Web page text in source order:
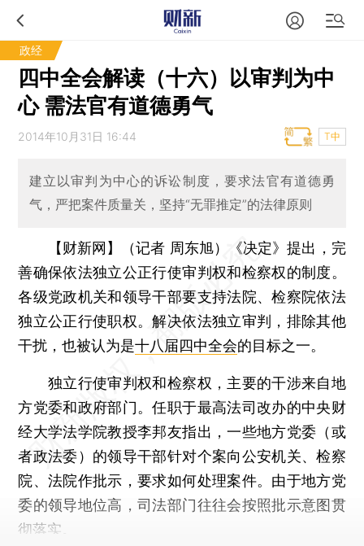
政经
四中全会解读（十六）以审判为中
心 需法官有道德勇气
2014年10月31日 16:44 T中
建立以审判为中心的诉讼制度，要求法官有道德勇
气，严把案件质量关，坚持“无罪推定”的法律原则
【财新网】（记者 周东旭）
《决定》提出，完
善确保依法独立公正行使审判权和检察权的制度。
各级党政机关和领导干部要支持法院、检察院依法
独立公正行使职权。解决依法独立审判，排除其他
干扰，也被认为是十八届四中全会的目标之一。
独立行使审判权和检察权，主要的干涉来自地
方党委和政府部门。任职于最高法司改办的中央财
经大学法学院教授李邦友指出，一些地方党委（或
者政法委）的领导干部针对个案向公安机关、检察
院、法院作批示，要求如何处理案件。由于地方党
委的领导地位高，司法部门往往会按照批示意图贯
彻落实。